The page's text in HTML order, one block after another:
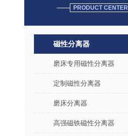
PRODUCT CENTER
磁性分离器
磨床专用磁性分离器
定制磁性分离器
磨床分离器
高强磁铁磁性分离器